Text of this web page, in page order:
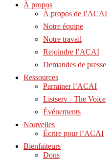
À propos
À propos de l’ACAI
Notre équipe
Notre travail
Rejoindre l’ACAI
Demandes de presse
Ressources
Parrainer l’ACAI
Listserv - The Voice
Événements
Nouvelles
Écrire pour l’ACAI
Bienfaiteurs
Dons